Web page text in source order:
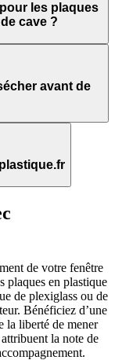
les plaques
cave ?
avant de
de votre fenêtre
plaques en plastique
de plexiglass ou de
Bénéficiez d’une
la liberté de mener
la note de